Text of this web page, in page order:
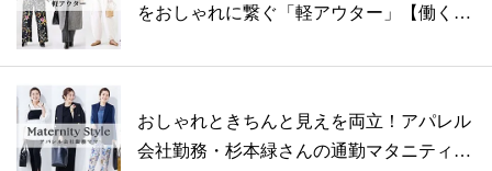
をおしゃれに繋ぐ「軽アウター」【働く
おしゃれときちんと見えを両立！アパレル
会社勤務・杉本緑さんの通勤マタニティコ